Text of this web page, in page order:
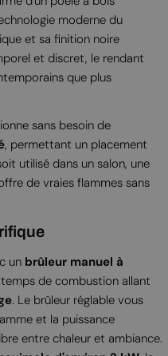
moderne du
et sa finition noire
et discret, le rendant
que plus
sans besoin de
, permettant un placement
utilisé dans un salon, une
de vraies flammes sans
un brûleur manuel à
de combustion allant
. Le brûleur réglable vous
et la puissance
entre chaleur et ambiance.